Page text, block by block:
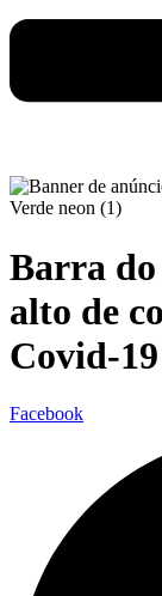
Barra do
alto de
Covid-19
Facebook